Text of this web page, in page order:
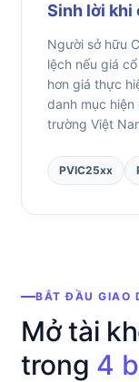
Sinh lời khi
Người sở hữu
lệch nếu giá
hơn giá thực
danh mục
trường Việt
PVIC25xx
BẮT ĐẦU GIAO
Mở tài
trong 4